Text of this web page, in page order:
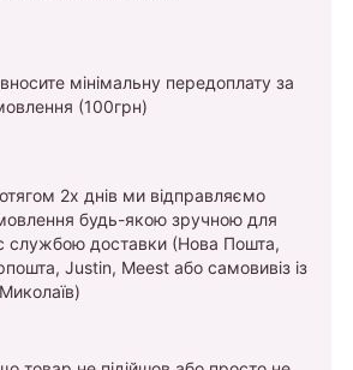
мінімальну передоплату за
(100грн)
2х днів ми відправляємо
будь-якою зручною для
службою доставки (Нова Пошта,
Justin, Meest або самовивіз із